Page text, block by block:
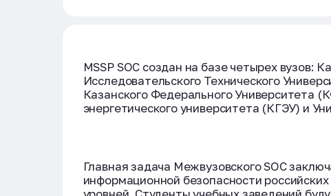
MSSP SOC создан на базе четырех вузов:
Исследовательского Технического
Казанского Федерального Университета
энергетического университета (КГЭУ) и
Главная задача Межвузовского SOC
информационной безопасности